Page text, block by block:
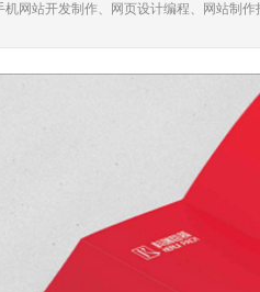
网站开发制作、网页设计编程、网站制